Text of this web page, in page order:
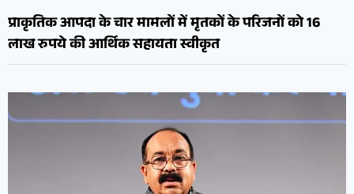
प्राकृतिक आपदा के चार मामलों में मृतकों के परिजनों को 16
लाख रुपये की आर्थिक सहायता स्वीकृत